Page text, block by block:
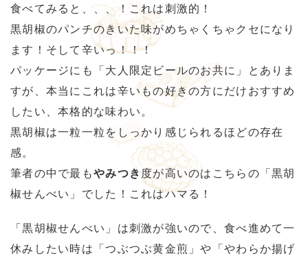
食べてみると、、、！これは刺激的！
黒胡椒のパンチのきいた味がめちゃくちゃクセになり
ます！そして辛いっ！！！
パッケージにも「大人限定ビールのお共に」とありま
すが、本当にこれは辛いもの好きの方にだけおすすめ
したい、本格的な味わい。
黒胡椒は一粒一粒をしっかり感じられるほどの存在
感。
筆者の中で最もやみつき度が高いのはこちらの「黒胡
椒せんべい」でした！これはハマる！
「黒胡椒せんべい」は刺激が強いので、食べ進めて一
休みしたい時は「つぶつぶ黄金煎」や「やわらか揚げ